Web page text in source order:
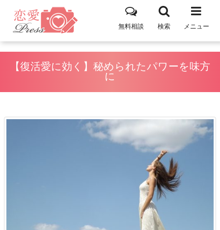
メニュー
検索
無料相談
【復活愛に効く】秘められたパワーを味方
に